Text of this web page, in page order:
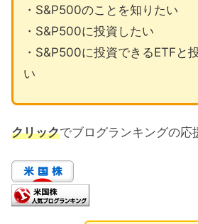
・S&P500のことを知りたい
・S&P500に投資したい
・S&P500に投資できるETFと
い
クリックでブログランキングの応